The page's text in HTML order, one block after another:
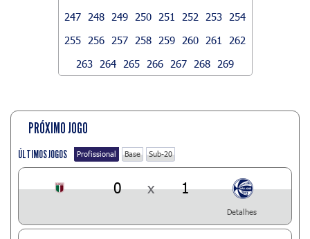
247
248 249 250 251 252 253
254
255
256 257 258 259 260 261
262
263
264 265 266 267 268 269
PRÓXIMO JOGO
ÚLTIMOS JOGOS Profissional Base Sub-20
0 x 1
Detalhes